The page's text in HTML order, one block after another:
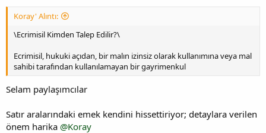
Koray' Alıntı:
\Ecrimisil Kimden Talep Edilir?\
Ecrimisil, hukuki açıdan, bir malın izinsiz olarak kullanımına veya mal
sahibi tarafından kullanılamayan bir gayrimenkul
Selam paylaşımcılar
Satır aralarındaki emek kendini hissettiriyor; detaylara verilen
önem harika @Koray